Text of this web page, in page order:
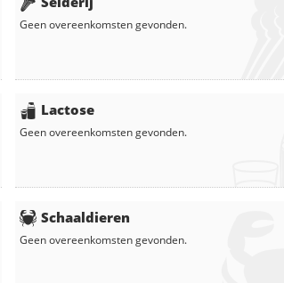
Geen overeenkomsten gevonden.
Lactose
Geen overeenkomsten gevonden.
Schaaldieren
Geen overeenkomsten gevonden.